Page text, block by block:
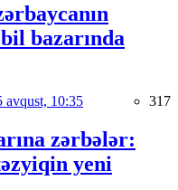
bazarında
avqust, 10:35 317
zərbələr:
yeni